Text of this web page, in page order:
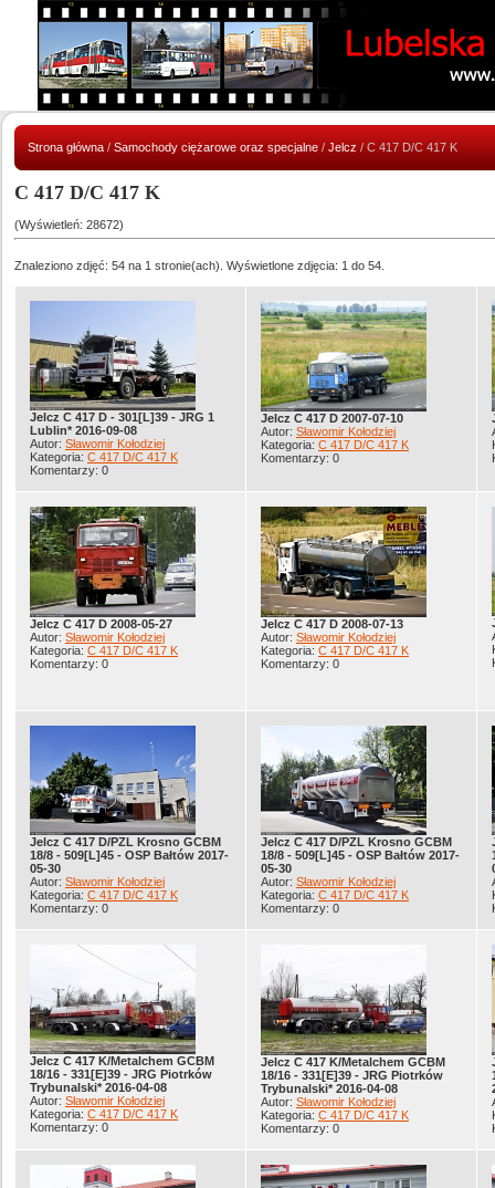
Strona główna / Samochody ciężarowe oraz specjalne / Jelcz / C 417 D/C 417 K
C 417 D/C 417 K
(Wyświetleń: 28672)
Znaleziono zdjęć: 54 na 1 stronie(ach). Wyświetlone zdjęcia: 1 do 54.
Jelcz C 417 D - 301[L]39 - JRG 1
Lublin* 2016-09-08
Autor: Sławomir Kołodziej
Kategoria: C 417 D/C 417 K
Komentarzy: 0
Jelcz C 417 D 2007-07-10
Autor: Sławomir Kołodziej
Kategoria: C 417 D/C 417 K
Komentarzy: 0
Jelcz C 417 D 2008-05-27
Autor: Sławomir Kołodziej
Kategoria: C 417 D/C 417 K
Komentarzy: 0
Jelcz C 417 D 2008-07-13
Autor: Sławomir Kołodziej
Kategoria: C 417 D/C 417 K
Komentarzy: 0
Jelcz C 417 D/PZL Krosno GCBM
18/8 - 509[L]45 - OSP Bałtów 2017-
05-30
Autor: Sławomir Kołodziej
Kategoria: C 417 D/C 417 K
Komentarzy: 0
Jelcz C 417 D/PZL Krosno GCBM
18/8 - 509[L]45 - OSP Bałtów 2017-
05-30
Autor: Sławomir Kołodziej
Kategoria: C 417 D/C 417 K
Komentarzy: 0
Jelcz C 417 K/Metalchem GCBM
18/16 - 331[E]39 - JRG Piotrków
Trybunalski* 2016-04-08
Autor: Sławomir Kołodziej
Kategoria: C 417 D/C 417 K
Komentarzy: 0
Jelcz C 417 K/Metalchem GCBM
18/16 - 331[E]39 - JRG Piotrków
Trybunalski* 2016-04-08
Autor: Sławomir Kołodziej
Kategoria: C 417 D/C 417 K
Komentarzy: 0